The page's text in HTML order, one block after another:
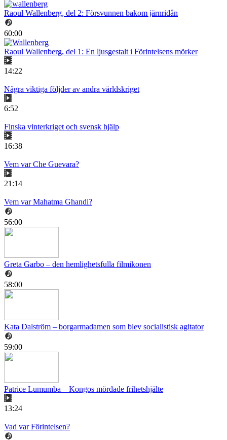
Raoul Wallenberg, del 2: Försvunnen bakom järnridån
60:00
Raoul Wallenberg, del 1: En ljusgestalt i Förintelsens mörker
14:22
Några viktiga följder av andra världskriget
6:52
Finska vinterkriget och svensk hjälp
16:38
Vem var Che Guevara?
21:14
Vem var Mahatma Ghandi?
56:00
Greta Garbo – den hemlighetsfulla filmikonen
58:00
Kata Dalström – borgarmadamen som blev socialistisk agitator
59:00
Patrice Lumumba – Kongos mördade frihetshjälte
13:24
Vad var Förintelsen?